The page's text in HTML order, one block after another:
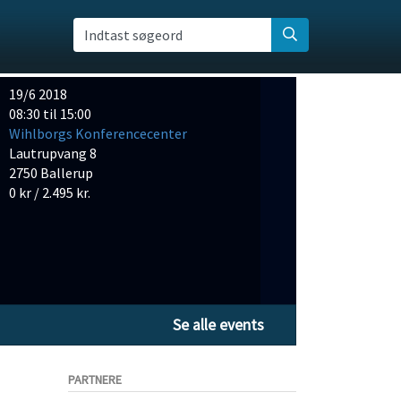
Indtast søgeord
19/6 2018
08:30 til 15:00
Wihlborgs Konferencecenter
Lautrupvang 8
2750 Ballerup
0 kr / 2.495 kr.
Se alle events
PARTNERE